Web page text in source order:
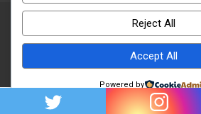
Copyright © 2026Rénovation et
Thème par :Theme
Fièrement propulsé par :
Reject All
Accept All
Powered by